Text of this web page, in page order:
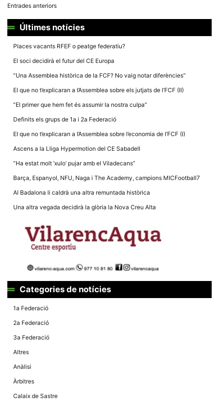
Navegació
d'entrades
Entrades anteriors
Últimes notícies
Places vacants RFEF o peatge federatiu?
El soci decidirà el futur del CE Europa
“Una Assemblea històrica de la FCF? No vaig notar diferències”
El que no t’explicaran a l’Assemblea sobre els jutjats de l’FCF (II)
“El primer que hem fet és assumir la nostra culpa”
Definits els grups de 1a i 2a Federació
El que no t’explicaran a l’Assemblea sobre l’economia de l’FCF (I)
Ascens a la Lliga Hypermotion del CE Sabadell
“Ha estat molt ‘xulo’ pujar amb el Viladecans”
Barça, Espanyol, NFU, Naga i The Academy, campions MICFootball7
Al Badalona li caldrà una altra remuntada històrica
Una altra vegada decidirà la glòria la Nova Creu Alta
Categories de notícies
1a Federació
2a Federació
3a Federació
Altres
Anàlisi
Àrbitres
Calaix de Sastre